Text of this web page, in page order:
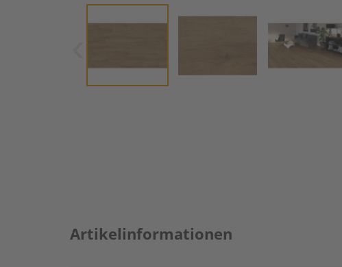
Artikelinformationen